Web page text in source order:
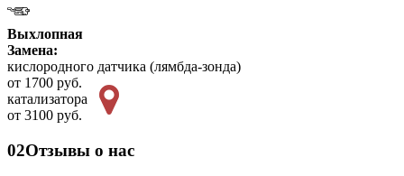
Выхлопная
Замена:
кислородного датчика (лямбда-зонда)
от 1700 руб.
катализатора
от 3100 руб.
02Отзывы о нас